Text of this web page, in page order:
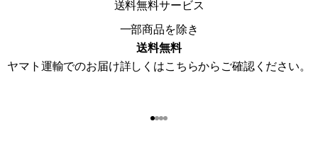
送料無料サービス
一部商品を除き
送料無料
ヤマト運輸でのお届け詳しくはこちらからご確認ください。
I18n Error: Missing
I18n Error: Missing
I18n Error: Missing
I18n Error: Missing